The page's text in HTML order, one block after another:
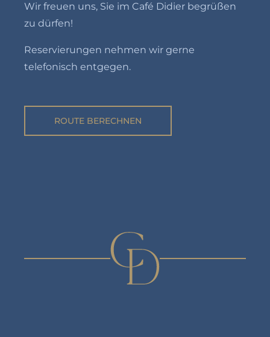
Wir freuen uns, Sie im Café Didier begrüßen
zu dürfen!
Reservierungen nehmen wir gerne
telefonisch entgegen.
ROUTE BERECHNEN